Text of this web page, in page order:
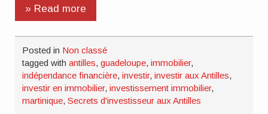
» Read more
Posted in Non classé
tagged withantilles,guadeloupe,immobilier,
indépendance financière,investir,investir aux Antilles,
investir en immobilier,investissement immobilier,
martinique,Secrets d'investisseur aux Antilles